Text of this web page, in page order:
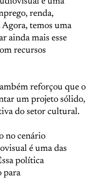
renda,
temos uma
ainda mais esse
recursos
reforçou que o
um projeto sólido,
do setor cultural.
no cenário
é uma das
política
para